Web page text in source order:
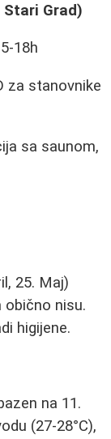
Stari Grad)
18h
za stanovnike
sa saunom,
25. Maj)
obično nisu.
higijene.
na 11.
(27-28°C),